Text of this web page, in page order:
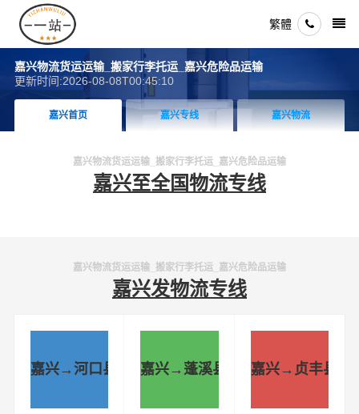
繁體
嘉兴物流货运运输_搬家行李托运_嘉兴危险品运输
更新时间:2026-08-08T00:45:10
嘉兴首页 嘉兴专线 嘉兴物流
嘉兴物流货运运输_搬家行李托运_嘉兴危险品运输
嘉兴至全国物流专线
嘉兴物流货运运输_搬家行李托运_嘉兴危险品运输
嘉兴发物流专线
嘉兴→河口县 嘉兴→蓬溪县 嘉兴→贞丰县